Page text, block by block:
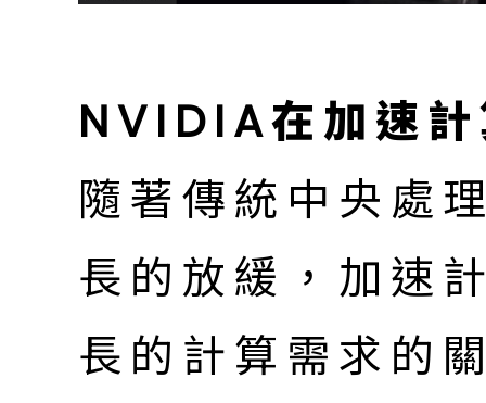
NVIDIA在加速
隨著傳統中央處
長的放緩，加速
長的計算需求的